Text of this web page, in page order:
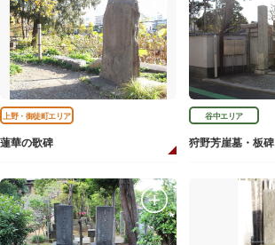
上野・御徒町エリア
蓮華の歌碑
谷中エリア
狩野芳崖墓・板碑